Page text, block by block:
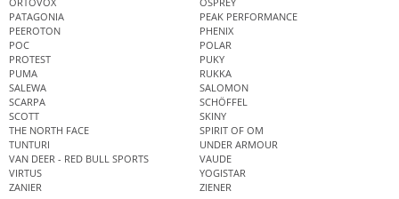
PATAGONIA
PEAK PERFORMANCE
PEEROTON
PHENIX
POC
POLAR
PROTEST
PUKY
PUMA
RUKKA
SALEWA
SALOMON
SCARPA
SCHÖFFEL
SCOTT
SKINY
THE NORTH FACE
SPIRIT OF OM
TUNTURI
UNDER ARMOUR
VAN DEER - RED BULL SPORTS
VAUDE
VIRTUS
YOGISTAR
ZANIER
ZIENER